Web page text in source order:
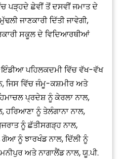
ਪੜ੍ਹਦੇ ਛੇਵੀਂ ਤੋਂ ਦਸਵੀਂ ਜਮਾਤ ਦੇ
ਜਾਣਕਾਰੀ ਦਿੱਤੀ ਜਾਵੇਗੀ,
ਸਕੂਲ ਦੇ ਵਿਦਿਆਰਥੀਆਂ
ਪਹਿਲਕਦਮੀ ਵਿੱਚ ਵੱਖ-ਵੱਖ
ਜਿਸ ਵਿੱਚ ਜੰਮੂ-ਕਸ਼ਮੀਰ ਅਤੇ
ਪ੍ਰਦੇਸ਼ ਨੂੰ ਕੇਰਲਾ ਨਾਲ,
ਹਰਿਆਣਾ ਨੂੰ ਤੇਲੰਗਾਨਾ ਨਾਲ,
ਨੂੰ ਛੱਤੀਸਗੜ੍ਹ ਨਾਲ,
ਗੋਆ ਨੂੰ ਝਾਰਖੰਡ ਨਾਲ, ਦਿੱਲੀ ਨੂੰ
ਅਤੇ ਨਾਗਾਲੈਂਡ ਨਾਲ, ਯੂ.ਪੀ.